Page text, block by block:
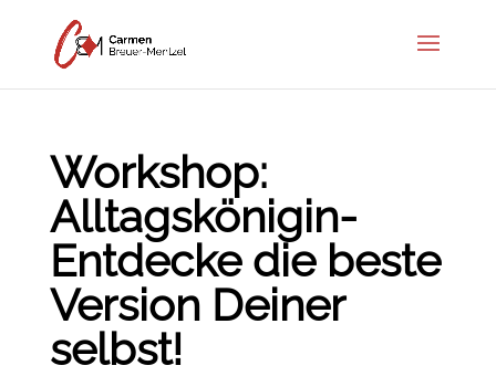
Workshop:
Alltagskönigin-
Entdecke die beste
Version Deiner
selbst!